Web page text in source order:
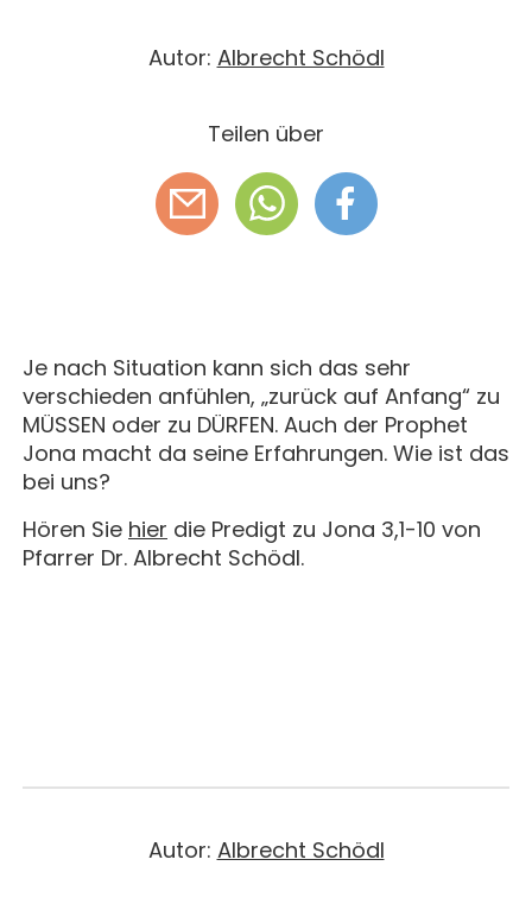
Autor: Albrecht Schödl
Teilen über
Je nach Situation kann sich das sehr
verschieden anfühlen, „zurück auf Anfang“ zu
MÜSSEN oder zu DÜRFEN. Auch der Prophet
Jona macht da seine Erfahrungen. Wie ist das
bei uns?
Hören Sie hier die Predigt zu Jona 3,1-10 von
Pfarrer Dr. Albrecht Schödl.
Autor: Albrecht Schödl